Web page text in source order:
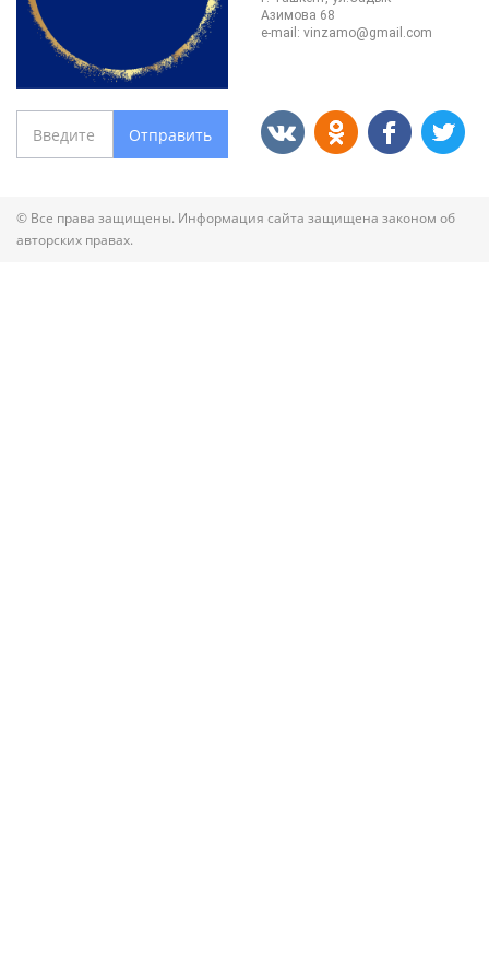
Азимова 68
e-mail: vinzamo@gmail.com
Отправить
© Все права защищены. Информация сайта защищена законом об
авторских правах.